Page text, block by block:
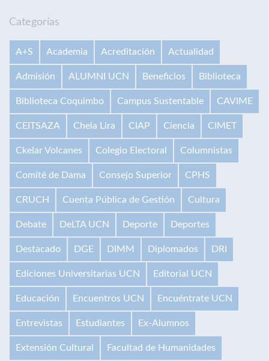
Categorías
A+S Academia Acreditación Actualidad
Admisión ALUMNI UCN Beneficios Biblioteca
Biblioteca Coquimbo Campus Sustentable CAVIME
CEITSAZA Chela Lira CIAP Ciencia CIMET
Ckelar Volcanes Colegio Electoral Columnistas
Comité de Dama Consejo Superior CPHS
CRUCH Cuenta Pública de Gestión Cultura
Debate DeLTA UCN Deporte Deportes
Destacado DGE DIMM Diplomados DRI
Ediciones Universitarias UCN Editorial UCN
Educación Encuentros UCN Encuéntrate UCN
Entrevistas Estudiantes Ex-Alumnos
Extensión Cultural Facultad de Humanidades